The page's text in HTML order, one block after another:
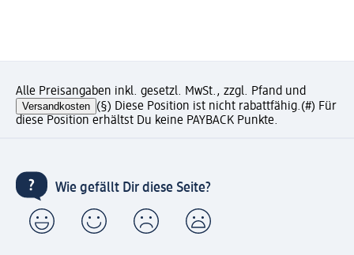
Alle Preisangaben inkl. gesetzl. MwSt., zzgl. Pfand und
Versandkosten (§) Diese Position ist nicht rabattfähig.(#) Für
diese Position erhältst Du keine PAYBACK Punkte.
Wie gefällt Dir diese Seite?